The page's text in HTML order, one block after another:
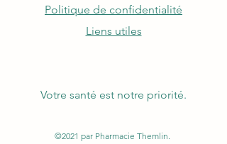
Politique de confidentialité
Liens utiles
Votre santé est notre priorité.
©2021 par Pharmacie Themlin.